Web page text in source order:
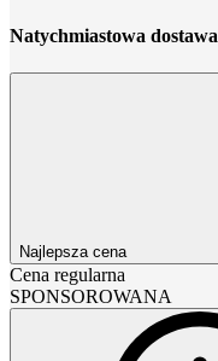
Natychmiastowa dostawa
Najlepsza cena
Cena regularna
SPONSOROWANA